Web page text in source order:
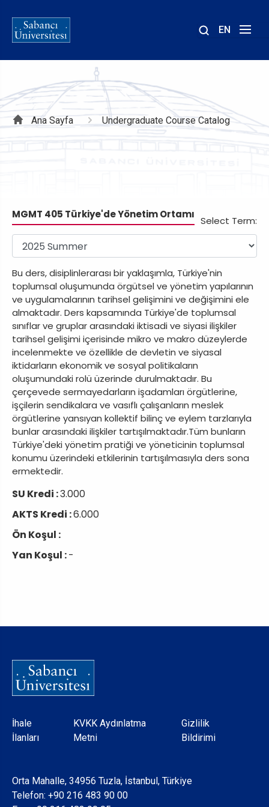
EN
Sayfa
Ana Sayfa Undergraduate Course Catalog
MGMT 405 Türkiye'de Yönetim Ortamı
Select Term:
Bu ders, disiplinlerarası bir yaklaşımla, Türkiye'nin
toplumsal oluşumunda örgütsel ve yönetim yapılarının
ve uygulamalarının tarihsel gelişimini ve değişimini ele
almaktadır. Ders kapsamında Türkiye'de toplumsal
sınıflar ve gruplar arasındaki iktisadi ve siyasi ilişkiler
tarihsel gelişimi içerisinde mikro ve makro düzeylerde
incelenmekte ve özellikle de devletin ve siyasal
iktidarların ekonomik ve sosyal politikaların
oluşumundaki rolü üzerinde durulmaktadır. Bu
çerçevede sermayedarların işadamları örgütlerine,
işçilerin sendikalara ve vasıflı çalışanların meslek
örgütlerine yansıyan kollektif bilinç ve eylem tarzlarıyla
bunlar arasındaki ilişkiler tartışılmaktadır.Tüm bunların
Türkiye'deki yönetim pratiği ve yöneticinin toplumsal
konumu üzerindeki etkilerinin tartışılmasıyla ders sona
ermektedir.
SU Kredi :3.000
AKTS Kredi :6.000
Ön Koşul :
Yan Koşul :-
Dipnot
İhale
İlanları
KVKK Aydınlatma
Metni
Gizlilik
Bildirimi
Orta Mahalle, 34956 Tuzla, İstanbul, Türkiye
Telefon: +90 216 483 90 00